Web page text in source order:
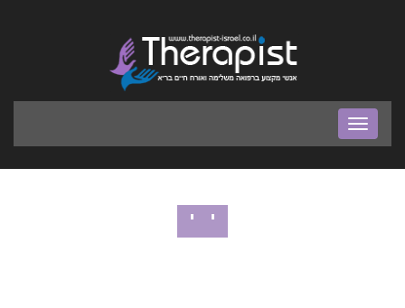
בר
ניווט